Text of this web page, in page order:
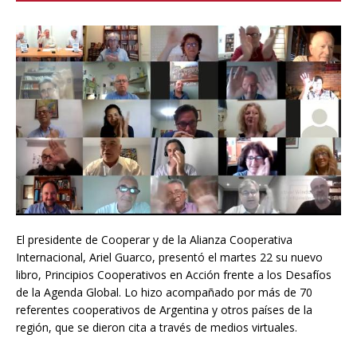
El presidente de Cooperar y de la Alianza Cooperativa
Internacional, Ariel Guarco, presentó el martes 22 su nuevo
libro, Principios Cooperativos en Acción frente a los Desafíos
de la Agenda Global. Lo hizo acompañado por más de 70
referentes cooperativos de Argentina y otros países de la
región, que se dieron cita a través de medios virtuales.